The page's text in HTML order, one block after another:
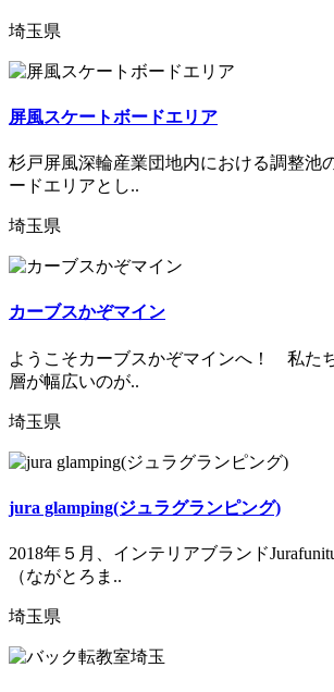
埼玉県
屏風スケートボードエリア
杉戸屏風深輪産業団地内における調整池
ードエリアとし..
埼玉県
カーブスかぞマイン
ようこそカーブスかぞマインへ！ 私た
層が幅広いのが..
埼玉県
jura glamping(ジュラグランピング)
2018年５月、インテリアブランド
（ながとろま..
埼玉県